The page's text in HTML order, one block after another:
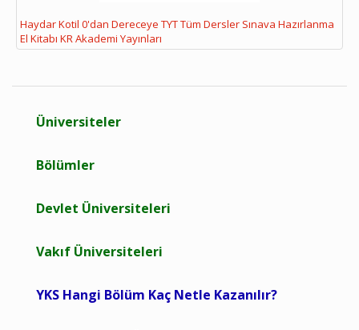
Haydar Kotil 0'dan Dereceye TYT Tüm Dersler Sınava Hazırlanma
El Kitabı KR Akademi Yayınları
Üniversiteler
Bölümler
Devlet Üniversiteleri
Vakıf Üniversiteleri
YKS Hangi Bölüm Kaç Netle Kazanılır?